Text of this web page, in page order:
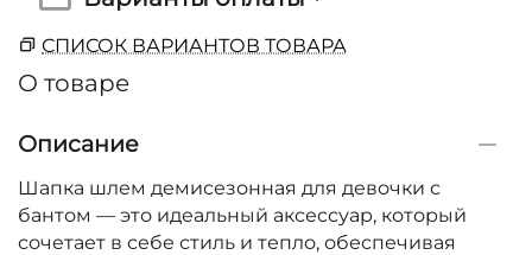
СПИСОК ВАРИАНТОВ ТОВАРА
О товаре
Описание
Шапка шлем демисезонная для девочки с
бантом — это идеальный аксессуар, который
сочетает в себе стиль и тепло, обеспечивая